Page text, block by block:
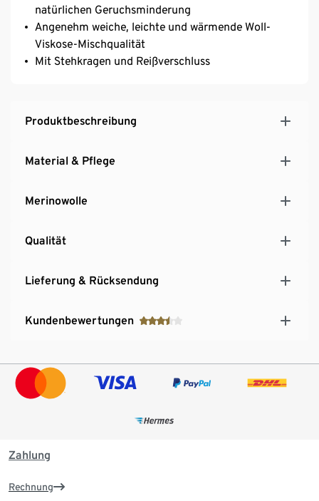
natürlichen Geruchsminderung
Angenehm weiche, leichte und wärmende Woll-
Viskose-Mischqualität
Mit Stehkragen und Reißverschluss
Produktbeschreibung
Material & Pflege
Merinowolle
Qualität
Lieferung & Rücksendung
Kundenbewertungen
Zahlung
Rechnung